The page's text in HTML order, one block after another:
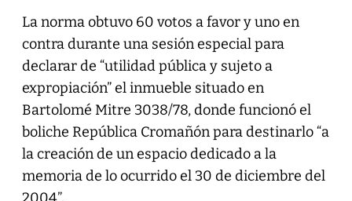
La norma obtuvo 60 votos a favor y uno en
contra durante una sesión especial para
declarar de “utilidad pública y sujeto a
expropiación” el inmueble situado en
Bartolomé Mitre 3038/78, donde funcionó el
boliche República Cromañón para destinarlo “a
la creación de un espacio dedicado a la
memoria de lo ocurrido el 30 de diciembre del
2004”.